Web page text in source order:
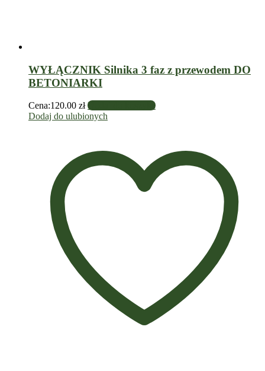
WYŁĄCZNIK Silnika 3 faz z przewodem DO
BETONIARKI
Cena:120.00 zł Dodaj do koszyka
Dodaj do ulubionych